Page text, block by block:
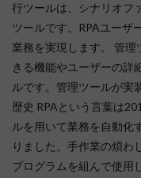
行ツールは、シナリオフ
ツールです。RPAユーザ
業務を実現します。 管
きる機能やユーザーの詳
ルです。管理ツールが実
歴史 RPAという言葉は
ルを用いて業務を自動化
りました。手作業の煩わ
プログラムを組んで使用